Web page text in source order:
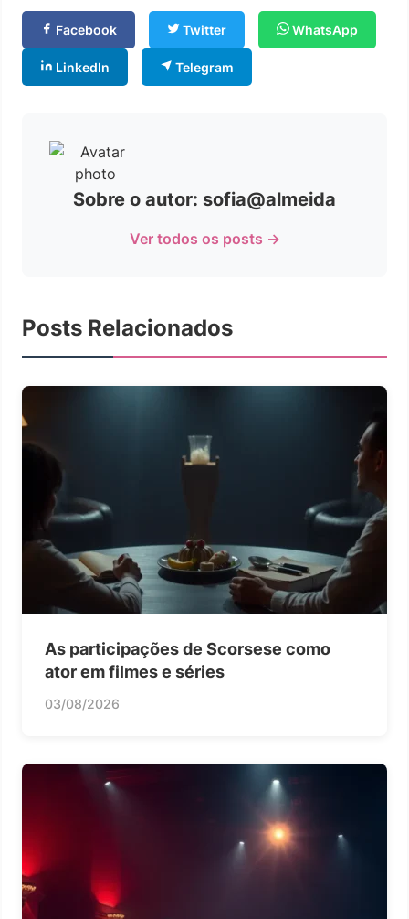
Facebook Twitter WhatsApp
LinkedIn Telegram
Sobre o autor: sofia@almeida
Ver todos os posts →
Posts Relacionados
As participações de Scorsese como
ator em filmes e séries
03/08/2026